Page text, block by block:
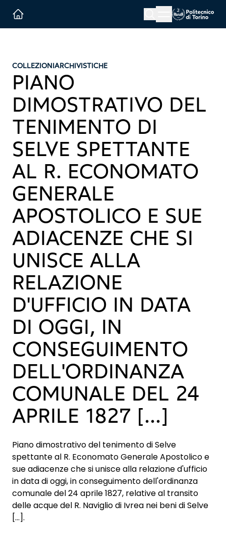
Menu button
COLLEZIONIARCHIVISTICHE
PIANO
DIMOSTRATIVO DEL
TENIMENTO DI
SELVE SPETTANTE
AL R. ECONOMATO
GENERALE
APOSTOLICO E SUE
ADIACENZE CHE SI
UNISCE ALLA
RELAZIONE
D'UFFICIO IN DATA
DI OGGI, IN
CONSEGUIMENTO
DELL'ORDINANZA
COMUNALE DEL 24
APRILE 1827 [...]
Piano dimostrativo del tenimento di Selve
spettante al R. Economato Generale Apostolico e
sue adiacenze che si unisce alla relazione d'ufficio
in data di oggi, in conseguimento dell'ordinanza
comunale del 24 aprile 1827, relative al transito
delle acque del R. Naviglio di Ivrea nei beni di Selve
[...].